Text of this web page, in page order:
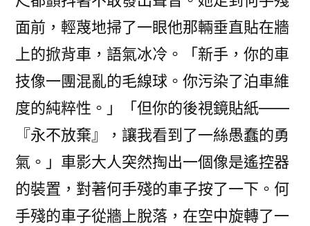
面前，輕蔑地掃了一眼他那輛垂直貼在牆
上的掀背車，語氣冰冷。「新手，你的車
技像一團混亂的毛線球。你污染了泊車維
度的純粹性。」「但你的後視鏡貼紙——
『永不放棄』，讓我看到了一絲愚蠢的勇
氣。」車影大人突然掏出一個像是遙控器
的裝置，對著何手殘的車子按了一下。何
手殘的車子從牆上脫落，在空中旋轉了一